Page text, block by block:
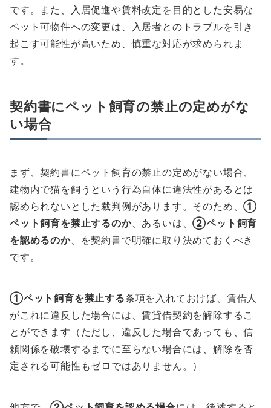
です。また、入居促進や賃料改定を目的とした安易な
ペット可物件への変更は、入居者とのトラブルを引き
起こす可能性が高いため、慎重な対応が求められま
す。
契約書にペット飼育の禁止の定めがな
い場合
まず、契約書にペット飼育の禁止の定めがない場合、
建物内で猫を飼うという行為自体に違法性があるとは
認められないとした裁判例があります。そのため、①
ペット飼育を禁止するのか、あるいは、②ペット飼育
を認めるのか、を契約書で明確に取り決めておくべき
です。
①ペット飼育を禁止する条項を入れておけば、賃借人
がこれに違反した場合には、賃貸借契約を解除するこ
とができます（ただし、違反した場合であっても、信
頼関係を破壊するまでに至らない場合には、解除を否
定される可能性もゼロではありません。）